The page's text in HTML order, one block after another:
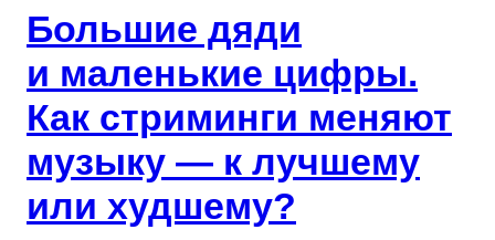
Большие дяди
и маленькие цифры.
Как стриминги меняют
музыку — к лучшему
или худшему?